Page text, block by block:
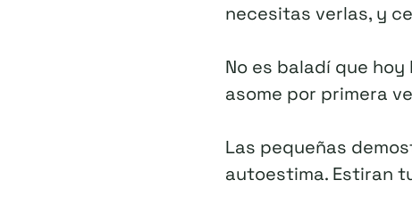
necesitas verlas, y
No es baladí que
asome por primera
Las pequeñas
autoestima. Estiran